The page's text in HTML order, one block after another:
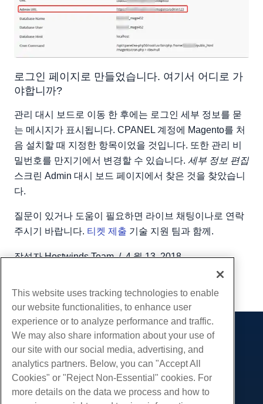
로그인 페이지로 만들었습니다. 여기서 어디로 가
야합니까?
관리 대시 보드로 이동 한 후에는 로그인 세부 정보를 묻
는 메시지가 표시됩니다. CPANEL 계정에 Magento를 처
음 설치할 때 지정한 항목이었을 것입니다. 또한 관리 비
밀번호를 만지기에서 변경할 수 있습니다. 세부 정보 편집
스크린 Admin 대시 보드 페이지에서 찾은 것을 찾았습니
다.
질문이 있거나 도움이 필요하면 라이브 채팅이나로 연락
주시기 바랍니다. 티켓 제출 기술 지원 팀과 함께.
작성자 Hostwinds Team/4 월 13, 2018
제품
웹 호스팅
비즈니스 호스팅
리셀러 호스팅
서비스
웹 사이트 마이그레이션
커뮤니티
This website uses tracking technologies to enable
our website functionalities, to enhance user
experience or to analyze performance and traffic.
We may also share information about your use of
our site with our social media, advertising, and
analytics partners. Below, you can "Accept All
Cookies" or "Reject Non-Essential" cookies. For
more details on the data we process and how to